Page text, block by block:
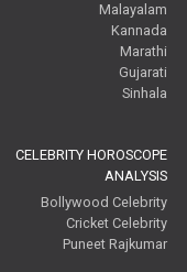
Malayalam
Kannada
Marathi
Gujarati
Sinhala
CELEBRITY HOROSCOPE
ANALYSIS
Bollywood Celebrity
Cricket Celebrity
Puneet Rajkumar